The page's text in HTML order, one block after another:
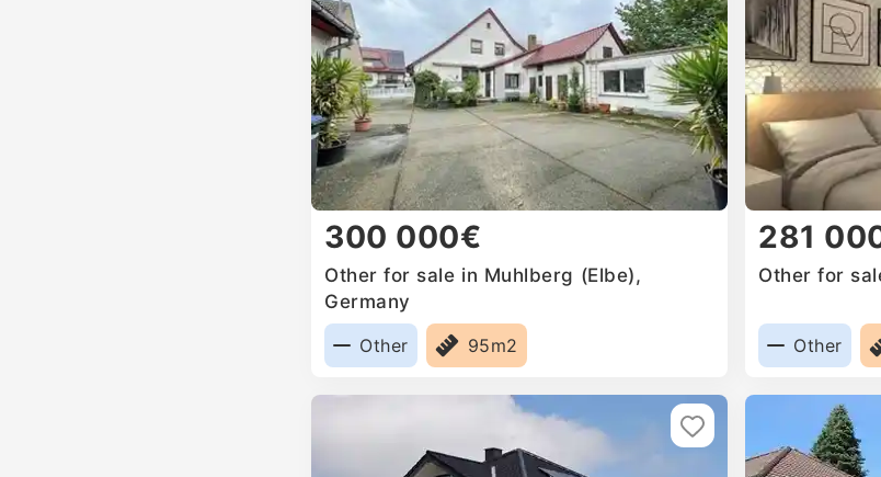
300 000€
Other for sale in Muhlberg (Elbe),
Germany
Other
95m2
281
Other for
Other